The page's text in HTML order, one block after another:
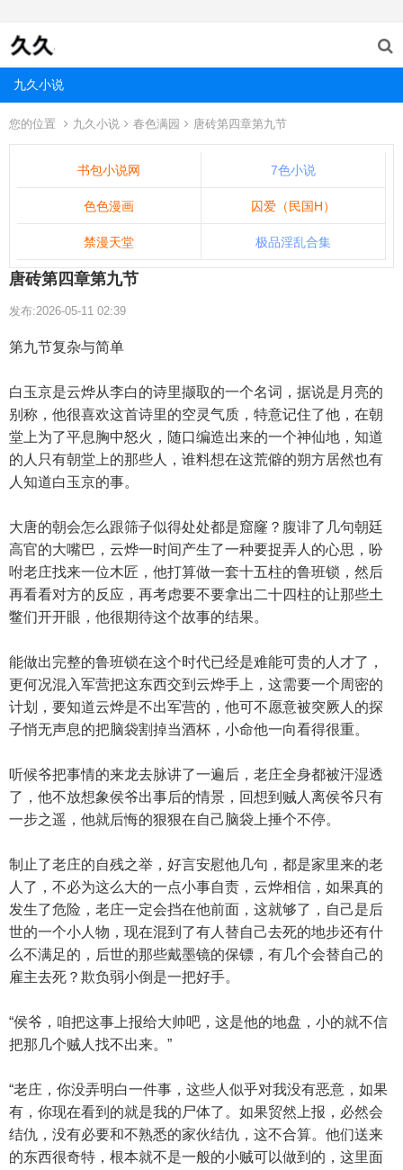
九久小说
您的位置 九久小说 春色满园 唐砖第四章第九节
书包小说网 7色小说
色色漫画 囚爱（民国H）
禁漫天堂 极品淫乱合集
唐砖第四章第九节
发布:2026-05-11 02:39
第九节复杂与简单
白玉京是云烨从李白的诗里撷取的一个名词，据说是月亮的
别称，他很喜欢这首诗里的空灵气质，特意记住了他，在朝
堂上为了平息胸中怒火，随口编造出来的一个神仙地，知道
的人只有朝堂上的那些人，谁料想在这荒僻的朔方居然也有
人知道白玉京的事。
大唐的朝会怎么跟筛子似得处处都是窟窿？腹诽了几句朝廷
高官的大嘴巴，云烨一时间产生了一种要捉弄人的心思，吩
咐老庄找来一位木匠，他打算做一套十五柱的鲁班锁，然后
再看看对方的反应，再考虑要不要拿出二十四柱的让那些土
鳖们开开眼，他很期待这个故事的结果。
能做出完整的鲁班锁在这个时代已经是难能可贵的人才了，
更何况混入军营把这东西交到云烨手上，这需要一个周密的
计划，要知道云烨是不出军营的，他可不愿意被突厥人的探
子悄无声息的把脑袋割掉当酒杯，小命他一向看得很重。
听候爷把事情的来龙去脉讲了一遍后，老庄全身都被汗湿透
了，他不放想象侯爷出事后的情景，回想到贼人离侯爷只有
一步之遥，他就后悔的狠狠在自己脑袋上捶个不停。
制止了老庄的自残之举，好言安慰他几句，都是家里来的老
人了，不必为这么大的一点小事自责，云烨相信，如果真的
发生了危险，老庄一定会挡在他前面，这就够了，自己是后
世的一个小人物，现在混到了有人替自己去死的地步还有什
么不满足的，后世的那些戴墨镜的保镖，有几个会替自己的
雇主去死？欺负弱小倒是一把好手。
“侯爷，咱把这事上报给大帅吧，这是他的地盘，小的就不信
把那几个贼人找不出来。”
“老庄，你没弄明白一件事，这些人似乎对我没有恶意，如果
有，你现在看到的就是我的尸体了。如果贸然上报，必然会
结仇，没有必要和不熟悉的家伙结仇，这不合算。他们送来
的东西很奇特，根本就不是一般的小贼可以做到的，这里面